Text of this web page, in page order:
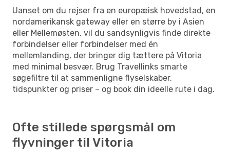
Uanset om du rejser fra en europæisk hovedstad, en
nordamerikansk gateway eller en større by i Asien
eller Mellemøsten, vil du sandsynligvis finde direkte
forbindelser eller forbindelser med én
mellemlanding, der bringer dig tættere på Vitoria
med minimal besvær. Brug Travellinks smarte
søgefiltre til at sammenligne flyselskaber,
tidspunkter og priser – og book din ideelle rute i dag.
Ofte stillede spørgsmål om
flyvninger til Vitoria